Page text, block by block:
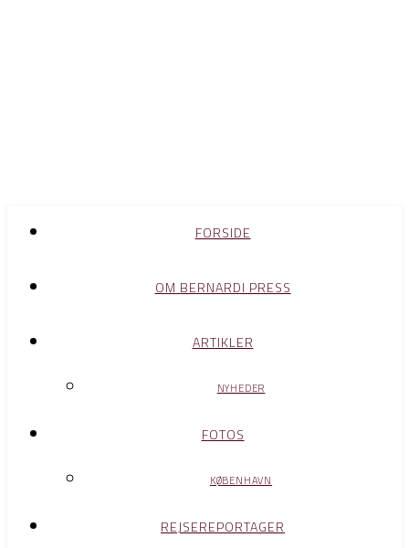
FORSIDE
OM BERNARDI PRESS
ARTIKLER
NYHEDER
FOTOS
KØBENHAVN
REJSEREPORTAGER